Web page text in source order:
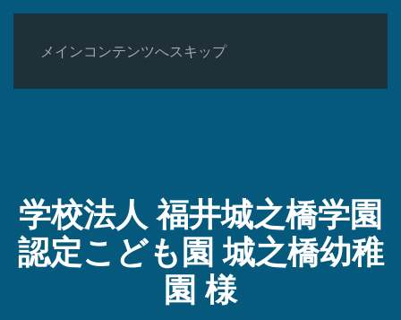
メインコンテンツへスキップ
学校法人 福井城之橋学園
認定こども園 城之橋幼稚
園 様